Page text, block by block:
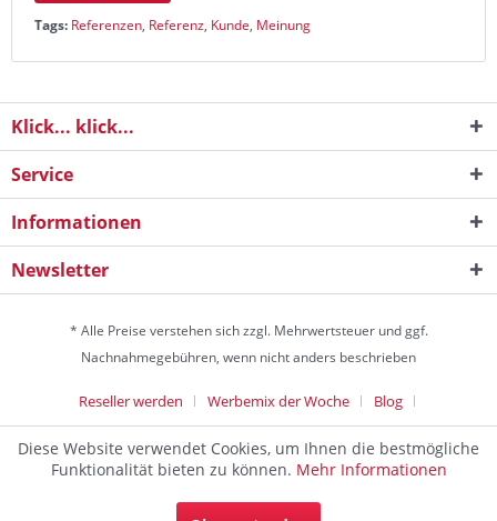
Tags: Referenzen, Referenz, Kunde, Meinung
Klick... klick...
Service
Informationen
Newsletter
* Alle Preise verstehen sich zzgl. Mehrwertsteuer und ggf.
Nachnahmegebühren, wenn nicht anders beschrieben
Reseller werden Werbemix der Woche
Blog
Die Werbeagentur
Discountagentur Medien- & Werbeagentur aus Helmstedt Copyright
Die Werbeagentur und Marketingagentur zum Festpreis. Die
Diese Website verwendet Cookies, um Ihnen die bestmögliche
Funktionalität bieten zu können. Mehr Informationen